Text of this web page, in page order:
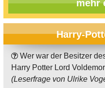
mehr
Harry-
Wer war der Besitzer
Harry Potter Lord
(Leserfrage von Ulrike